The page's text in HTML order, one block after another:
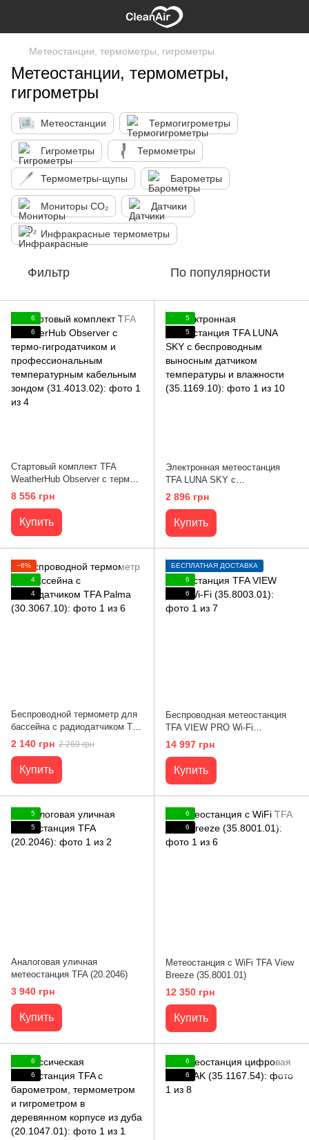
Метеостанции, термометры, гигрометры
Метеостанции, термометры,
гигрометры
Метеостанции Термогигрометры
Гигрометры Термометры
Термометры-щупы Барометры
Мониторы CO₂ Датчики
Инфракрасные термометры
Фильтр По популярности
6
6
Стартовый комплект TFA
WeatherHub Observer с термо-
гигродатчиком и
профессиональным
температурным кабельным
зондом (31.4013.02)
8 556 грн
Купить
5
5
Электронная метеостанция
TFA LUNA SKY с
беспроводным выносным
датчиком температуры и
влажности (35.1169.10)
2 896 грн
Купить
−6%
4
4
Беспроводной термометр для
бассейна с радиодатчиком TFA
Palma (30.3067.10)
2 140 грн 2 269 грн
Купить
БЕСПЛАТНАЯ ДОСТАВКА
6
6
Беспроводная метеостанция
TFA VIEW PRO Wi-Fi
(35.8003.01)
14 997 грн
Купить
5
5
Аналоговая уличная
метеостанция TFA (20.2046)
3 940 грн
Купить
6
6
Метеостанция с WiFi TFA View
Breeze (35.8001.01)
12 350 грн
Купить
6
6
6
6